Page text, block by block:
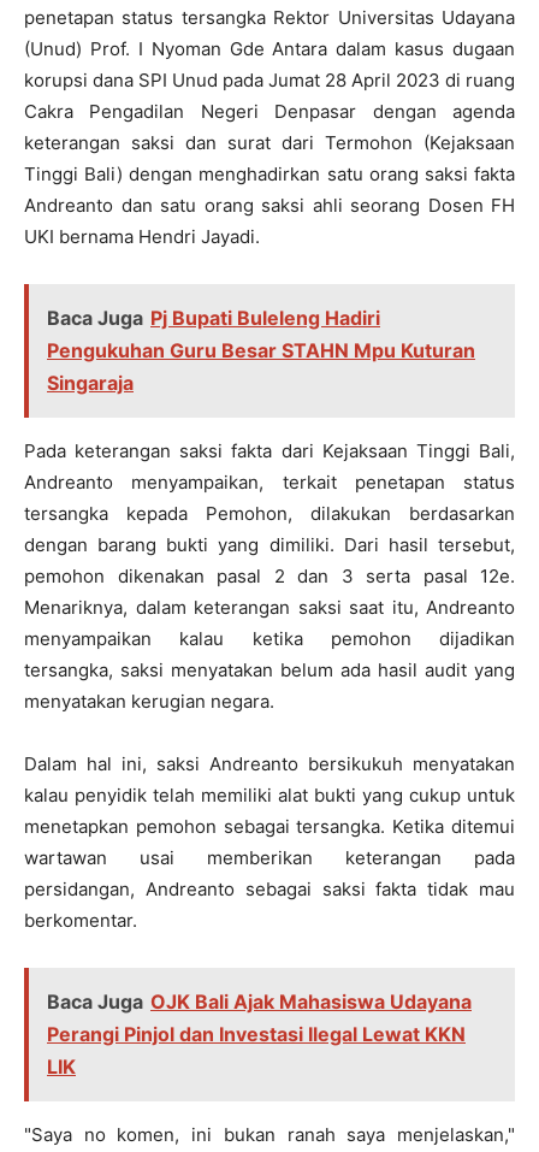
penetapan status tersangka Rektor Universitas Udayana
(Unud) Prof. I Nyoman Gde Antara dalam kasus dugaan
korupsi dana SPI Unud pada Jumat 28 April 2023 di ruang
Cakra Pengadilan Negeri Denpasar dengan agenda
keterangan saksi dan surat dari Termohon (Kejaksaan
Tinggi Bali) dengan menghadirkan satu orang saksi fakta
Andreanto dan satu orang saksi ahli seorang Dosen FH
UKI bernama Hendri Jayadi.
Baca Juga Pj Bupati Buleleng Hadiri
Pengukuhan Guru Besar STAHN Mpu Kuturan
Singaraja
Pada keterangan saksi fakta dari Kejaksaan Tinggi Bali,
Andreanto menyampaikan, terkait penetapan status
tersangka kepada Pemohon, dilakukan berdasarkan
dengan barang bukti yang dimiliki. Dari hasil tersebut,
pemohon dikenakan pasal 2 dan 3 serta pasal 12e.
Menariknya, dalam keterangan saksi saat itu, Andreanto
menyampaikan kalau ketika pemohon dijadikan
tersangka, saksi menyatakan belum ada hasil audit yang
menyatakan kerugian negara.
Dalam hal ini, saksi Andreanto bersikukuh menyatakan
kalau penyidik telah memiliki alat bukti yang cukup untuk
menetapkan pemohon sebagai tersangka. Ketika ditemui
wartawan usai memberikan keterangan pada
persidangan, Andreanto sebagai saksi fakta tidak mau
berkomentar.
Baca Juga OJK Bali Ajak Mahasiswa Udayana
Perangi Pinjol dan Investasi Ilegal Lewat KKN
LIK
"Saya no komen, ini bukan ranah saya menjelaskan,"